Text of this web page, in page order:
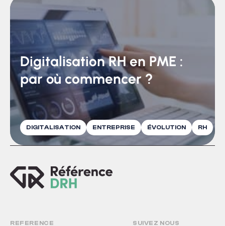
Digitalisation RH en PME :
par où commencer ?
DIGITALISATION ENTREPRISE ÉVOLUTION RH
REFERENCE SUIVEZ NOUS